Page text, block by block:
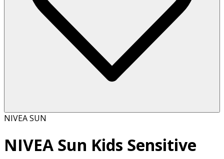
NIVEA SUN
NIVEA Sun Kids Sensitive